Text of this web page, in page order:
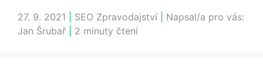
27. 9. 2021
SEO Zpravodajství
Napsal/a pro vás:
Jan Šrubař
2 minuty čtení